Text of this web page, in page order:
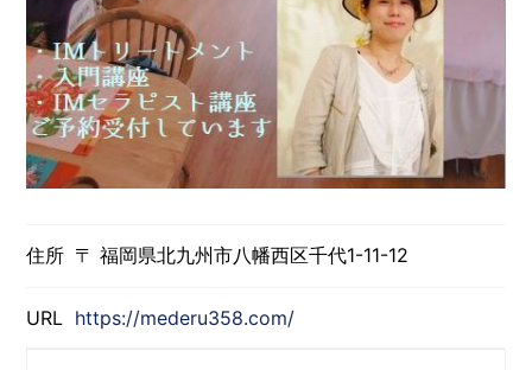
住所 〒 福岡県北九州市八幡西区千代1-11-12
URL https://mederu358.com/